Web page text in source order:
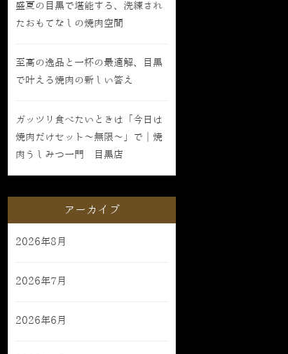
盛夏の目黒で堪能する、洗練され
たおもてなしの焼肉空間
至高の逸品と一杯の最適解、目黒
で叶える焼肉の新しい答え
ガッツリ食べたいときは「今日は
焼肉だけセット〜無限〜」で｜焼
肉うしみつ一門 目黒店
アーカイブ
2026年8月
2026年7月
2026年6月